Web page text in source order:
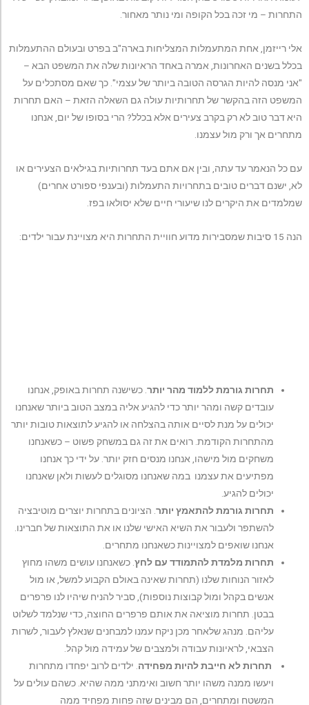
התחרות – מי זכה בכל הקופה ומי נותר מאחור.
אלי רייזמן, אחת המתעמלות המצליחות בארה"ב בפרט ובעולם ההתעמלות
בכלל בשנים האחרונות, אמרה באחד הראיונות שלה את המשפט הבא –
"אני מנסה להיות הגרסה הטובה ביותר של עצמי". כך שאם מסתכלים על
המשפט הזה בהקשר של תחרותיות עולה גם השאלה הזאת – האם תחרות
היא דבר טוב לא רק בקרב צעירים אלא בכלל? הרי בסופו של יום, אנחנו
מתחרים אך ורק מול עצמנו.
עם כל הנאמר עד עתה, ובין אם אתם בעד תחרותיות בגילאים הצעירים או
לא, ישנם דברים טובים בתחרויות התעמלות (ובענפי ספורט אחרים)
שמלמדים את היקרים לנו שיעורי חיים שלא יסולאו בפז.
הנה 15 סיבות שמסבירות מדוע חוויית התחרות היא מצויינת עבור ילדים:
תחרות גורמת ללמוד מהר יותר . כשישנה תחרות באופק, אנחנו
עובדים קשה ומהר יותר כדי להגיע אליה במצב הטוב ביותר שאנחנו
יכולים על מנת לסיים אותה בהצלחה או להגיע לתוצאות טובות יותר
מהתחרות הקודמת. רואים את זה גם במשחק פשוט – כשאנחנו
משחקים מול מישהו, אנחנו מנסים חזק יותר. על ידי כך אנחנו
מפתיעים את עצמנו במה שאנחנו מסוגלים לעשות ולאן שאנחנו
יכולים להגיע.
תחרות גורמת להתאמץ יותר . הציונים בתחרות יוצרים מוטיבציה
להשתפר ולעבור את השיא האישי שלנו או את התוצאות של חברינו.
אנחנו שואפים למצויינות כשאנחנו מתחרים.
תחרות מלמדת להתמודד עם לחץ . כשאנחנו עושים משהו מחוץ
לאזור הנוחות שלנו (תחרות שאינה באולם הקבוע למשל, או מול
אנשים בקהל ומול קבוצות נוספות), סביר להניח שיהיו לנו פרפרים
בבטן. תחרות מוציאה את אותם פרפרים החוצה, כדי שנלמד לשלוט
עליהם. מנהג שלאחר מכן ניקח עמנו למבחנים שנאלץ לעבור, לשרות
הצבאי, לראיונות עבודה ולמצבים של עמידה מול קהל.
תחרות לא חייבת להיות מפחידה . ילדים לרוב יפחדו מתחרות
ויעשו ממנה משהו יותר חשוב ואימתני ממה שהיא. כשהם עולים על
המשטח ומתחרים, הם מבינים שזה פחות מפחיד ממה